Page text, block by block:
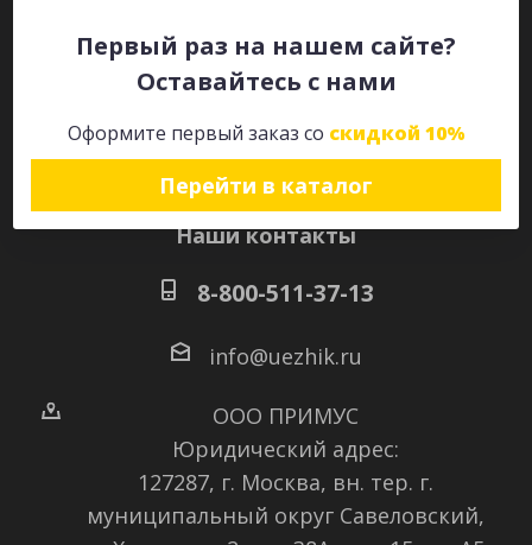
Первый раз на нашем сайте?
Оставайтесь с нами
Оформите первый заказ со скидкой 10%
Перейти в каталог
Наши контакты
8-800-511-37-13
info@uezhik.ru
ООО ПРИМУС
Юридический адрес:
127287, г. Москва, вн. тер. г.
муниципальный округ Савеловский,